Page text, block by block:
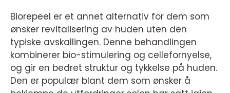
Biorepeel er et annet alternativ for dem som
ønsker revitalisering av huden uten den
typiske avskallingen. Denne behandlingen
kombinerer bio-stimulering og cellefornyelse,
og gir en bedret struktur og tykkelse på huden.
Den er populær blant dem som ønsker å